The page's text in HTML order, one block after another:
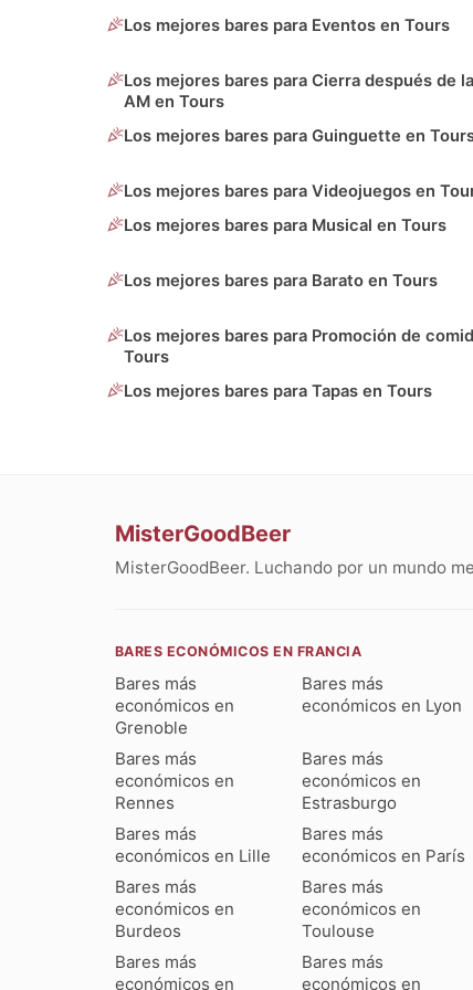
Los mejores bares para Eventos en Tours
Los mejores bares para Cierra después de
AM en Tours
Los mejores bares para Guinguette en
Los mejores bares para Videojuegos en
Los mejores bares para Musical en Tours
Los mejores bares para Barato en Tours
Los mejores bares para Promoción de
Tours
Los mejores bares para Tapas en Tours
MisterGoodBeer
MisterGoodBeer. Luchando por un mundo
BARES ECONÓMICOS EN FRANCIA
Bares más
económicos en
Grenoble
Bares más
económicos en Lyon
Bares más
económicos en
Rennes
Bares más
económicos en
Estrasburgo
Bares más
económicos en Lille
Bares más
económicos en París
Bares más
económicos en
Burdeos
Bares más
económicos en
Toulouse
Bares más
económicos en
Bares más
económicos en